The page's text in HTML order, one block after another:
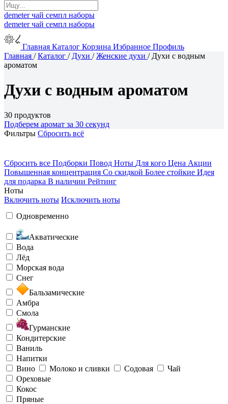
demeterчай семпл наборы
demeterчай семпл наборы
Главная Каталог Корзина Избранное Профиль
Главная /Каталог / Духи /Женские духи / Духи с водным
ароматом
Духи с водным ароматом
30 продуктов
Подберем аромат за 30 секунд
Фильтры Сбросить всё
Сбросить все Подборки Повод Ноты Для кого Цена Акции
Повышенная концентрация Со скидкой Более стойкие Идея
для подарка В наличии Рейтинг
Ноты
Включить ноты Исключить ноты
Одновременно
Акватические
Вода
Лёд
Морская вода
Снег
Бальзамические
Амбра
Смола
Гурманские
Кондитерские
Ваниль
Напитки
Вино
Молоко и сливки Содовая
Чай
Ореховые
Кокос
Пряные